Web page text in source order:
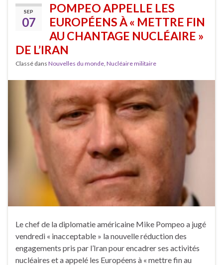
SEP
07
POMPEO APPELLE LES
EUROPÉENS À « METTRE FIN
AU CHANTAGE NUCLÉAIRE »
DE L’IRAN
Classé dans Nouvelles du monde Nucléaire militaire
Le chef de la diplomatie américaine Mike Pompeo a jugé
vendredi « inacceptable » la nouvelle réduction des
engagements pris par l’Iran pour encadrer ses activités
nucléaires et a appelé les Européens à « mettre fin au